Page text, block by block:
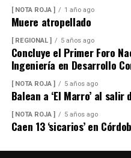
[ NOTA ROJA ] 1 año ago
Muere atropellado
[ REGIONAL ] 5 años ago
Concluye el Primer Foro
Ingeniería en Desarrollo
[ NOTA ROJA ] 5 años ago
Balean a ‘El Marro’ al salir
[ NOTA ROJA ] 5 años ago
Caen 13 ‘sicarios’ en